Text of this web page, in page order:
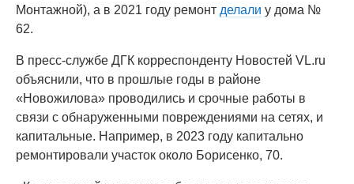
Монтажной), а в 2021 году ремонт делали у дома №
62.
В пресс-службе ДГК корреспонденту Новостей VL.ru
объяснили, что в прошлые годы в районе
«Новожилова» проводились и срочные работы в
связи с обнаруженными повреждениями на сетях, и
капитальные. Например, в 2023 году капитально
ремонтировали участок около Борисенко, 70.